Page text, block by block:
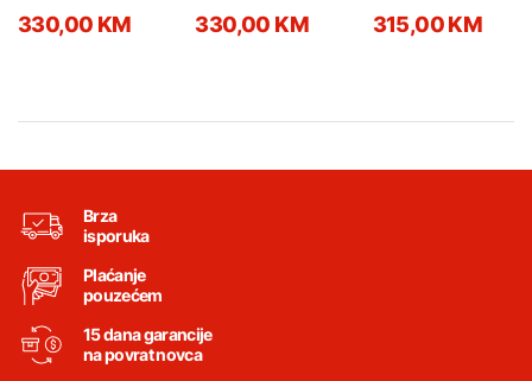
330,00 KM 330,00 KM 315,00 KM
Brza
isporuka
Plaćanje
pouzećem
15 dana garancije
na povrat novca